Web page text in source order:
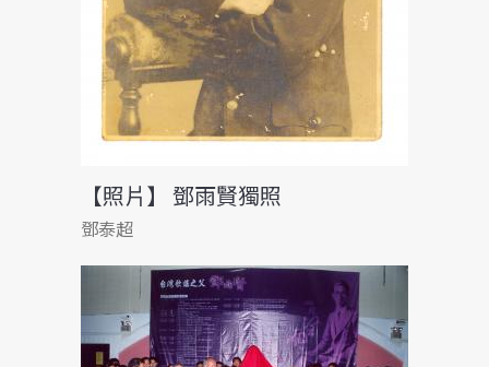
【照片】 鄧雨賢獨照
鄧泰超